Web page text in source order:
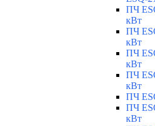
ПЧ
кВт
ПЧ
кВт
ПЧ
кВт
ПЧ
кВт
ПЧ
ПЧ
кВт